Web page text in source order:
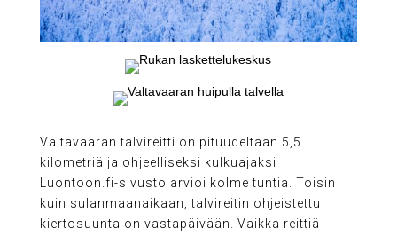
Valtavaaran talvireitti on pituudeltaan 5,5
kilometriä ja ohjeelliseksi kulkuajaksi
Luontoon.fi-sivusto arvioi kolme tuntia. Toisin
kuin sulanmaanaikaan, talvireitin ohjeistettu
kiertosuunta on vastapäivään. Vaikka reittiä